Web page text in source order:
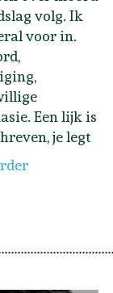
volg. Ik
voor in.
Een lijk is
je legt